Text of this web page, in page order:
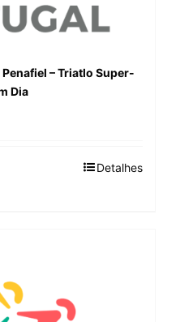
– Triatlo Super-
Dia
Detalhes